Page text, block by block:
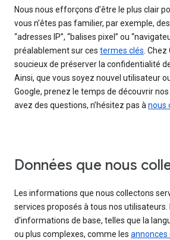
Nous nous efforçons d’être le plus clair
vous n’êtes pas familier, par exemple,
“adresses IP”, “balises pixel” ou
préalablement sur ces termes clés. Chez
soucieux de préserver la confidentialité
Ainsi, que vous soyez nouvel utilisateur
Google, prenez le temps de découvrir
avez des questions, n’hésitez pas ànous
Données que nous
Les informations que nous collectons
services proposés à tous nos utilisateurs.
d'informations de base, telles que la
ou plus complexes, comme les annonces